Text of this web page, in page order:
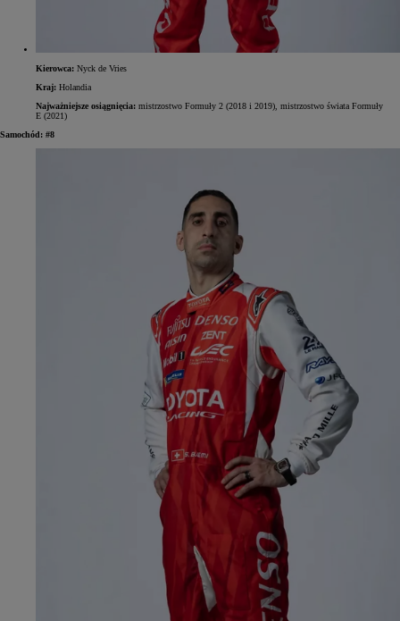
Kierowca: Nyck de Vries
Kraj: Holandia
Najważniejsze osiągnięcia: mistrzostwo Formuły 2 (2018 i 2019), mistrzostwo świata Formuły
E (2021)
Samochód: #8